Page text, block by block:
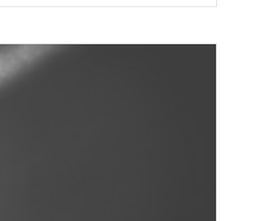
藝術閱讀全文 "黃
三個必須"